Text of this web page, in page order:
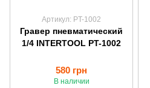
Артикул: PT-1002
Гравер пневматический
1/4 INTERTOOL PT-1002
580 грн
В наличии